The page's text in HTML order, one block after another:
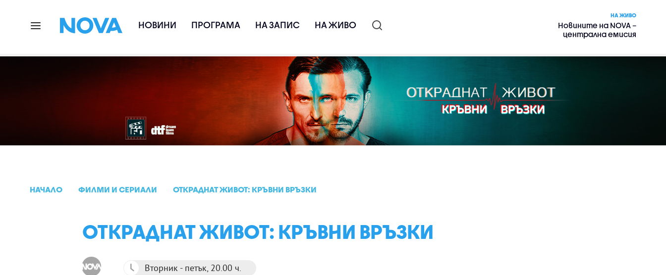
НОВИНИ ПРОГРАМА НА ЗАПИС НА ЖИВО
НА ЖИВО
Новините на NOVA –
централна емисия
НАЧАЛО ФИЛМИ И СЕРИАЛИ ОТКРАДНАТ ЖИВОТ: КРЪВНИ ВРЪЗКИ
ОТКРАДНАТ ЖИВОТ: КРЪВНИ ВРЪЗКИ
Вторник - петък, 20.00 ч.